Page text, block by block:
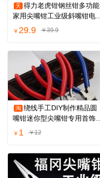
天 得力老虎钳钢丝钳多功能
家用尖嘴钳工业级斜嘴钳电工
专用钳子套装
￥ 29.9 ￥39.9
淘 绕线手工DIY制作精品圆
嘴钳迷你型尖嘴钳专用首饰手
工工具
￥ 1 ￥12